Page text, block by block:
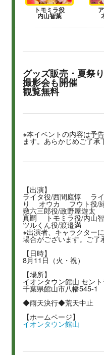
トモミラ役
内山智葉
グッズ販売・夏祭
撮影会も開催
観覧無料
※本イベントの内容は予
ます。あらかじめご了承
【出演】
ライタ役/西間庭惇 ラ
り オウカ フウト役/
敷六三郎役/政野屋遊
真嗣 トモミラ役/内山
ツルくん役/渡邉満
※出演者、キャラクター
場合がございます。ご了
【日時】
8月11日（火・祝）
【場所】
イオンタウン館山 セン
千葉県館山市八幡545-
◆雨天決行◆荒天中止
【ホームページ】
イオンタウン館山